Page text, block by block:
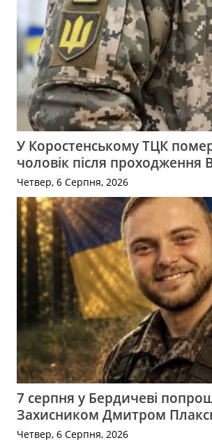
У Коростенському ТЦК
чоловік після проходження
Четвер, 6 Серпня, 2026
7 серпня у Бердичеві
Захисником Дмитром
Четвер, 6 Серпня, 2026